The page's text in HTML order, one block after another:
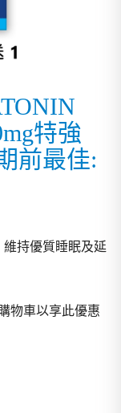
特強
前最佳:
維持優質睡眠及延
物車以享此優惠